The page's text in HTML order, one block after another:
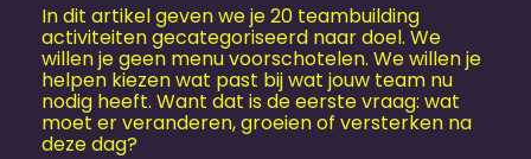
In dit artikel geven we je 20 teambuilding
activiteiten gecategoriseerd naar doel. We
willen je geen menu voorschotelen. We willen je
helpen kiezen wat past bij wat jouw team nu
nodig heeft. Want dat is de eerste vraag: wat
moet er veranderen, groeien of versterken na
deze dag?